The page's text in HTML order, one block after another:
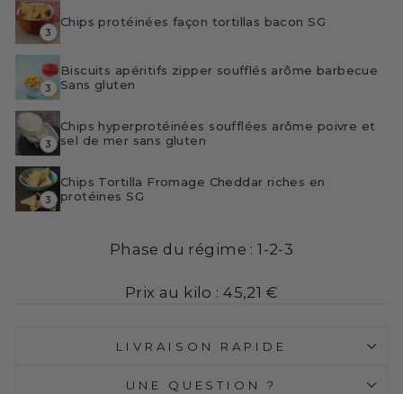
3
Chips protéinées façon tortillas bacon SG
3
Biscuits apéritifs zipper soufflés arôme barbecue
Sans gluten
3
Chips hyperprotéinées soufflées arôme poivre et
sel de mer sans gluten
3
Chips Tortilla Fromage Cheddar riches en
protéines SG
Phase du régime : 1-2-3
Prix au kilo : 45,21 €
LIVRAISON RAPIDE
UNE QUESTION ?